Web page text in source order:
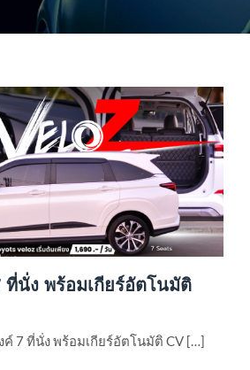
นั่ง พร้อมเกียร์อัตโนมัติ
7 ที่นั่ง พร้อมเกียร์อัตโนมัติ CV […]